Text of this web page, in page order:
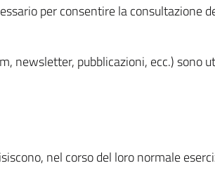
per consentire la consultazione
newsletter, pubblicazioni, ecc.) sono
nel corso del loro normale